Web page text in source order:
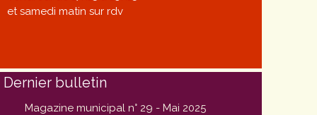
et samedi matin sur rdv
Dernier bulletin
Magazine municipal n° 29 - Mai 2025